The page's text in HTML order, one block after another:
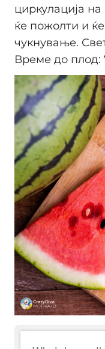
циркулација
ќе пожолти и
чукнување.
Време до плод: